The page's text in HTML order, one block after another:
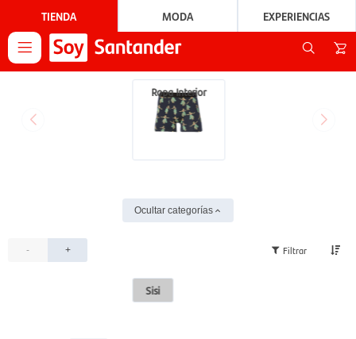
TIENDA MODA EXPERIENCIAS

Ropa Interior
Ocultar categorías
- +
Sisi